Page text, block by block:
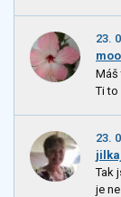
23.
Máš
Ti to
23.
Tak
je